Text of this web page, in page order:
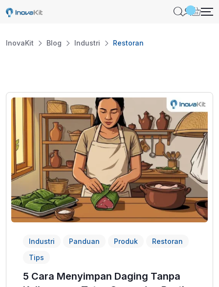
Skip
InovaKit Blog Industri Restoran
Industri Panduan Produk
Restoran
Tips
5 Cara Menyimpan Daging Tanpa